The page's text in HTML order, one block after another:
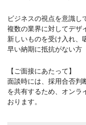
ビジネスの視点を意識し
複数の業界に対してデザ
新しいものを受け入れ、
早い納期に抵抗がない方
【ご面接にあたって】
面談時には、採用合否判
を共有するため、オンラ
おります。